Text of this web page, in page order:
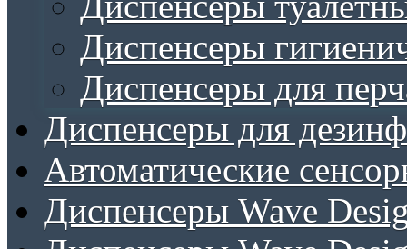
Диспенсеры
Диспенсеры для
Диспенсеры для
Автоматические
Диспенсеры Wave